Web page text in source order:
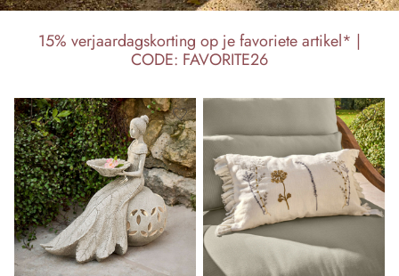
15% verjaardagskorting op je favoriete artikel* |
CODE: FAVORITE26